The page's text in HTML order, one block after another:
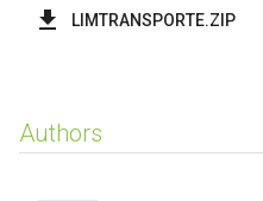
LIMTRANSPORTE.ZIP
Authors